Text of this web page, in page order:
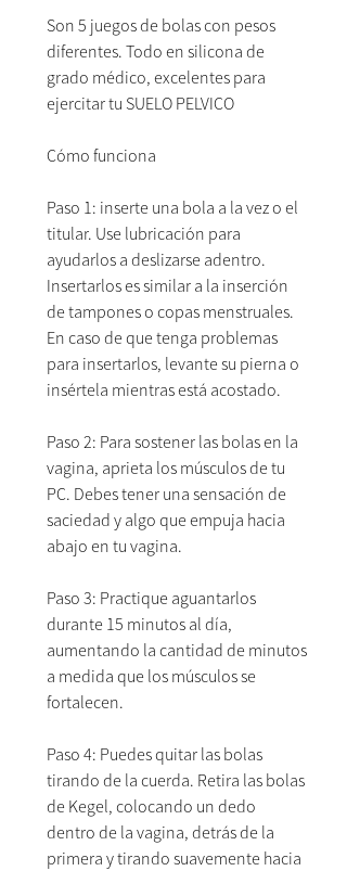
Son 5 juegos de bolas con pesos
diferentes. Todo en silicona de
grado médico, excelentes para
ejercitar tu SUELO PELVICO
Cómo funciona
Paso 1: inserte una bola a la vez o el
titular. Use lubricación para
ayudarlos a deslizarse adentro.
Insertarlos es similar a la inserción
de tampones o copas menstruales.
En caso de que tenga problemas
para insertarlos, levante su pierna o
insértela mientras está acostado.
Paso 2: Para sostener las bolas en la
vagina, aprieta los músculos de tu
PC. Debes tener una sensación de
saciedad y algo que empuja hacia
abajo en tu vagina.
Paso 3: Practique aguantarlos
durante 15 minutos al día,
aumentando la cantidad de minutos
a medida que los músculos se
fortalecen.
Paso 4: Puedes quitar las bolas
tirando de la cuerda. Retira las bolas
de Kegel, colocando un dedo
dentro de la vagina, detrás de la
primera y tirando suavemente hacia